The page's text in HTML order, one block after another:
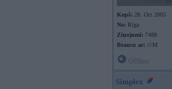
Kopš: 28. Oct 2005
No: Rīga
Ziņojumi: 7488
Braucu ar: ///M
Simplex